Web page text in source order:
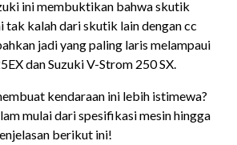
ini membuktikan bahwa skutik
tak kalah dari skutik lain dengan cc
jadi yang paling laris melampaui
dan Suzuki V-Strom 250 SX.
kendaraan ini lebih istimewa?
mulai dari spesifikasi mesin hingga
berikut ini!